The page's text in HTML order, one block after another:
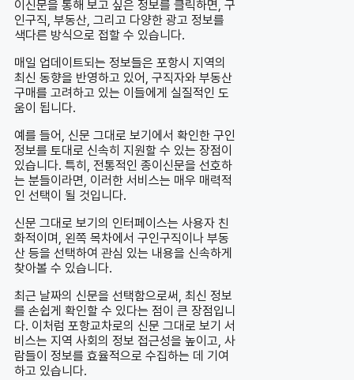
이신문을 통해 보고 싶은 정보를 클릭하면, 구
인구직, 부동산, 그리고 다양한 광고 정보를
색다른 방식으로 접할 수 있습니다.
매일 업데이트되는 정보들은 포항시 지역의
최신 동향을 반영하고 있어, 구직자와 부동산
구매를 고려하고 있는 이들에게 실질적인 도
움이 됩니다.
예를 들어, 신문 그대로 보기에서 확인한 구인
정보를 토대로 신속히 지원할 수 있는 장점이
있습니다. 특히, 전통적인 종이신문을 선호하
는 분들이라면, 이러한 서비스는 매우 매력적
인 선택이 될 것입니다.
신문 그대로 보기의 인터페이스는 사용자 친
화적이며, 왼쪽 목차에서 구인구직이나 부동
산 등을 선택하여 관심 있는 내용을 신속하게
찾아볼 수 있습니다.
최근 날짜의 신문을 선택함으로써, 최신 정보
를 손쉽게 확인할 수 있다는 점이 큰 장점입니
다. 이처럼 포항교차로의 신문 그대로 보기 서
비스는 지역 사회의 정보 접근성을 높이고, 사
람들이 정보를 효율적으로 수집하는 데 기여
하고 있습니다.